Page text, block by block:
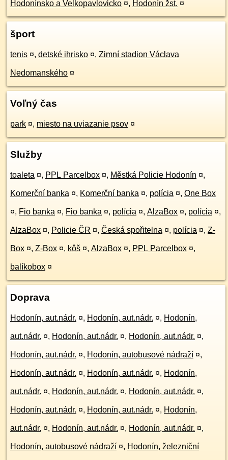
Hodonínsko a Velkopavlovicko ¤, Hodonín žst. ¤
šport
tenis ¤, detské ihrisko ¤, Zimní stadion Václava
Nedomanského ¤
Voľný čas
park ¤, miesto na uviazanie psov ¤
Služby
toaleta ¤, PPL Parcelbox ¤, Městká Policie Hodonín ¤,
Komerční banka ¤, Komerční banka ¤, polícia ¤, One Box
¤, Fio banka ¤, Fio banka ¤, polícia ¤, AlzaBox ¤, polícia ¤,
AlzaBox ¤, Policie ČR ¤, Česká spořitelna ¤, polícia ¤, Z-
Box ¤, Z-Box ¤, kôš ¤, AlzaBox ¤, PPL Parcelbox ¤,
balíkobox ¤
Doprava
Hodonín, aut.nádr. ¤, Hodonín, aut.nádr. ¤, Hodonín,
aut.nádr. ¤, Hodonín, aut.nádr. ¤, Hodonín, aut.nádr. ¤,
Hodonín, aut.nádr. ¤, Hodonín, autobusové nádraží ¤,
Hodonín, aut.nádr. ¤, Hodonín, aut.nádr. ¤, Hodonín,
aut.nádr. ¤, Hodonín, aut.nádr. ¤, Hodonín, aut.nádr. ¤,
Hodonín, aut.nádr. ¤, Hodonín, aut.nádr. ¤, Hodonín,
aut.nádr. ¤, Hodonín, aut.nádr. ¤, Hodonín, aut.nádr. ¤,
Hodonín, autobusové nádraží ¤, Hodonín, železniční